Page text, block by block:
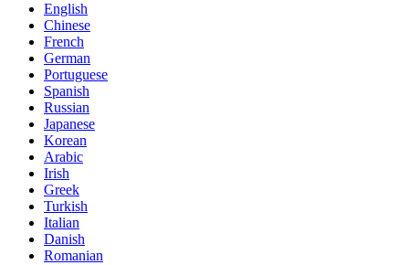
English
Chinese
French
German
Portuguese
Spanish
Russian
Japanese
Korean
Arabic
Irish
Greek
Turkish
Italian
Danish
Romanian